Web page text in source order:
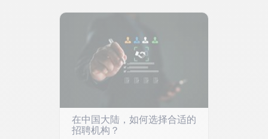
在中国大陆，如何选择合适的
招聘机构？